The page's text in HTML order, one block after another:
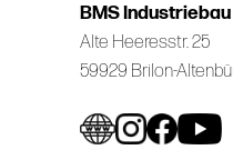
BMS Industriebau
Alte Heeresstr. 25
59929 Brilon-